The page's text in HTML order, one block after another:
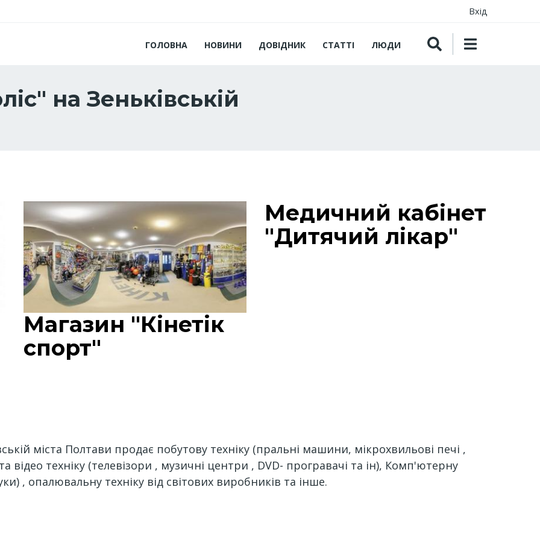
Вхід
ГОЛОВНА НОВИНИ ДОВІДНИК СТАТТІ ЛЮДИ
на Зеньківській
Магазин "Кінетік
спорт"
Медичний кабінет
"Дитячий лікар"
міста Полтави продає побутову техніку (пральні машини, мікрохвильові печі ,
відео техніку (телевізори , музичні центри , DVD- програвачі та ін), Комп'ютерну
, опалювальну техніку від світових виробників та інше.